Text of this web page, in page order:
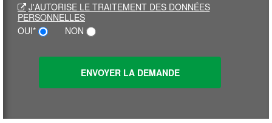
J'AUTORISE LE TRAITEMENT DES DONNÉES
PERSONNELLES
OUI*
NON